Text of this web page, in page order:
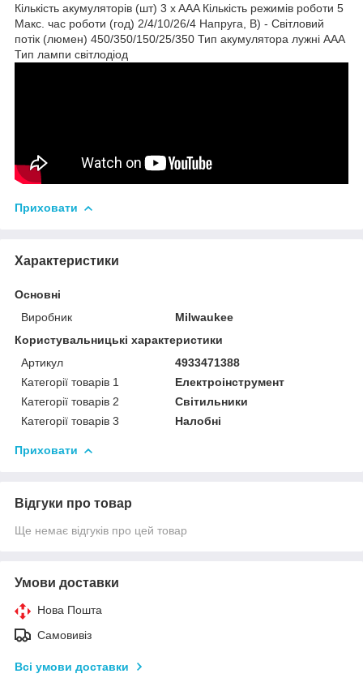
Кількість акумуляторів (шт) 3 x AAA Кількість режимів роботи 5
Макс. час роботи (год) 2/4/10/26/4 Напруга, В) - Світловий
потік (люмен) 450/350/150/25/350 Тип акумулятора лужні ААА
Тип лампи світлодіод
Приховати
Характеристики
Основні
Виробник
Milwaukee
Користувальницькі характеристики
Артикул
4933471388
Категорії товарів 1
Електроінструмент
Категорії товарів 2
Світильники
Категорії товарів 3
Налобні
Приховати
Відгуки про товар
Ще немає відгуків про цей товар
Умови доставки
Нова Пошта
Самовивіз
Всі умови доставки